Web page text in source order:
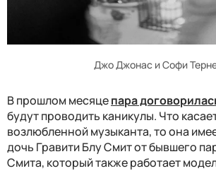
Джо Джонас и Софи
В прошлом месяцепара
будут проводить каникулы. Что
возлюбленной музыканта, то она
дочь Гравити Блу Смит от бывшего
Смита, который также работает